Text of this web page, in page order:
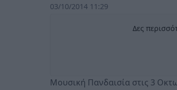
03/10/2014 11:29
Δες
Μουσική Πανδαισία στις 3